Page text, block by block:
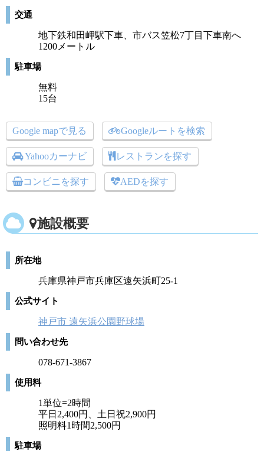
交通
地下鉄和田岬駅下車、市バス笠松7丁目下車南へ
1200メートル
駐車場
無料
15台
Google mapで見る Googleルートを検索
Yahooカーナビ レストランを探す
コンビニを探す AEDを探す
施設概要
所在地
兵庫県神戸市兵庫区遠矢浜町25‐1
公式サイト
神戸市 遠矢浜公園野球場
問い合わせ先
078-671-3867
使用料
1単位=2時間
平日2,400円、土日祝2,900円
照明料1時間2,500円
駐車場